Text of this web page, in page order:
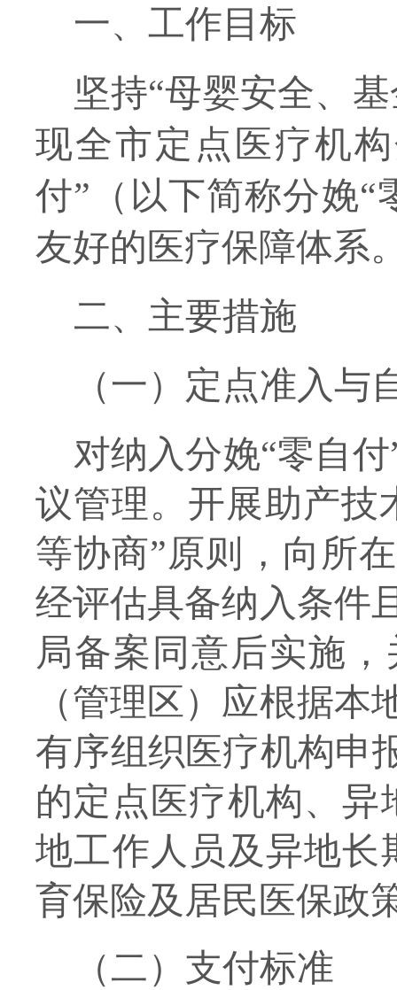
一、 工作 目标
坚持“母婴安全、
现全市定点医疗机
付”（以下简称分娩“
友好的医疗保障体系
二、主要措施
（一）定点准入与
对纳入分娩“零自
议管理。开展助产技
等协商”原则，向所
经评估具备纳入条件
局备案同意后实施
（管理区）应根据
有序组织医疗机构申
的定点医疗机构、异
地工作人员及异地长
育保险及居民医保政
（二） 支付标准